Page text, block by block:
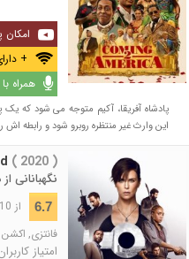
+
همراه
پادشاه آفریقا، آکیم متوجه می شود که یک
این وارث غیر منتظره روبرو شود و رابطه اش
( 2020 )
نگهبانانی از
6.7 از 10
فانتزی, اکشن
امتیاز